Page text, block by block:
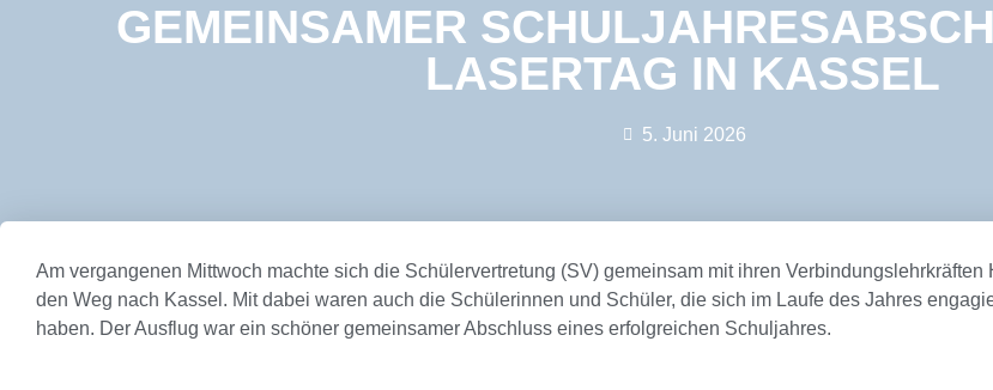
GEMEINSAMER
LASERTAG IN KASSEL
5. Juni 2026
Am vergangenen Mittwoch machte sich die Schülervertretung (SV) gemeinsam mit ihren
den Weg nach Kassel. Mit dabei waren auch die Schülerinnen und Schüler, die sich im Laufe des Jahres
haben. Der Ausflug war ein schöner gemeinsamer Abschluss eines erfolgreichen Schuljahres.